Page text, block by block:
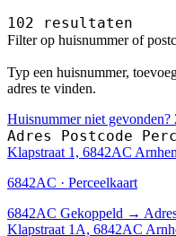
102 resultaten
Filter op huisnummer of
Typ een huisnummer,
adres te vinden.
Huisnummer niet gevonden?
Adres Postcode
Klapstraat 1, 6842AC
6842AC · Perceelkaart
6842AC Gekoppeld →
Klapstraat 1A, 6842AC